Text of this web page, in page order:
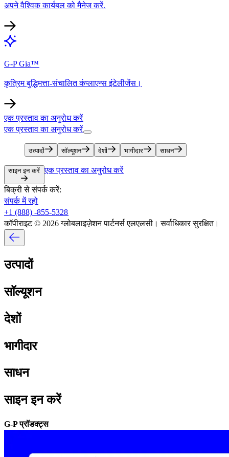
अपने वैश्विक कार्यबल को मैनेज करें.​​
G-P Gia™​​
कृत्रिम बुद्धिमत्ता-संचालित कंप्लाएन्स इंटेलीजेंस।​​
एक प्रस्ताव का अनुरोध करें​​
एक प्रस्ताव का अनुरोध करें​​
उत्पादों​​ सॉल्यूशन​​ देशों​​ भागीदार​​ साधन​​
साइन इन करें​​ एक प्रस्ताव का अनुरोध करें​​
बिक्री से संपर्क करें:​​
संपर्क में रहो​​
+1 (888) -855-5328​​
कॉपीराइट © 2026 ग्लोबलाइज़ेशन पार्टनर्स एलएलसी। सर्वाधिकार सुरक्षित।​​
उत्पादों​​
सॉल्यूशन​​
देशों​​
भागीदार​​
साधन​​
साइन इन करें​​
G-P प्रॉडक्ट्स​​